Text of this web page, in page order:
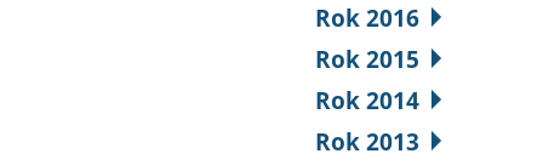
Rok 2016
Rok 2015
Rok 2014
Rok 2013